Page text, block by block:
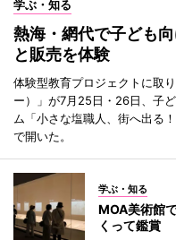
学ぶ・知る
熱海・網代で子ども
と販売を体験
体験型教育プロジェクトに取
ー）」が7月25日・26日、子
ム「小さな塩職人、街へ出る
で開いた。
学ぶ・知る
MOA美術館
くって鑑賞